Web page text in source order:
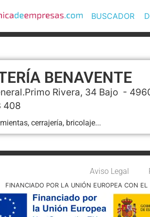
BUSCADOR
BENAVENTE
Rivera, 34 Bajo -
408
cerrajería, bricolaje...
Aviso Legal
FINANCIADO POR LA UNIÓN EUROPEA CON